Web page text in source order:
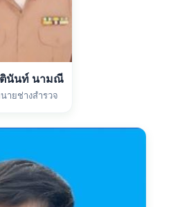
นันท์ นามณี
ายช่างสำรวจ